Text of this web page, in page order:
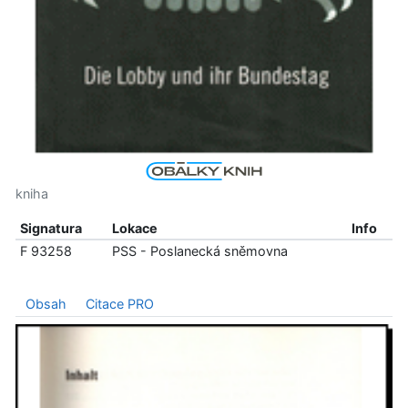
kniha
Signatura Lokace
Info
F 93258
PSS - Poslanecká sněmovna
Obsah Citace PRO